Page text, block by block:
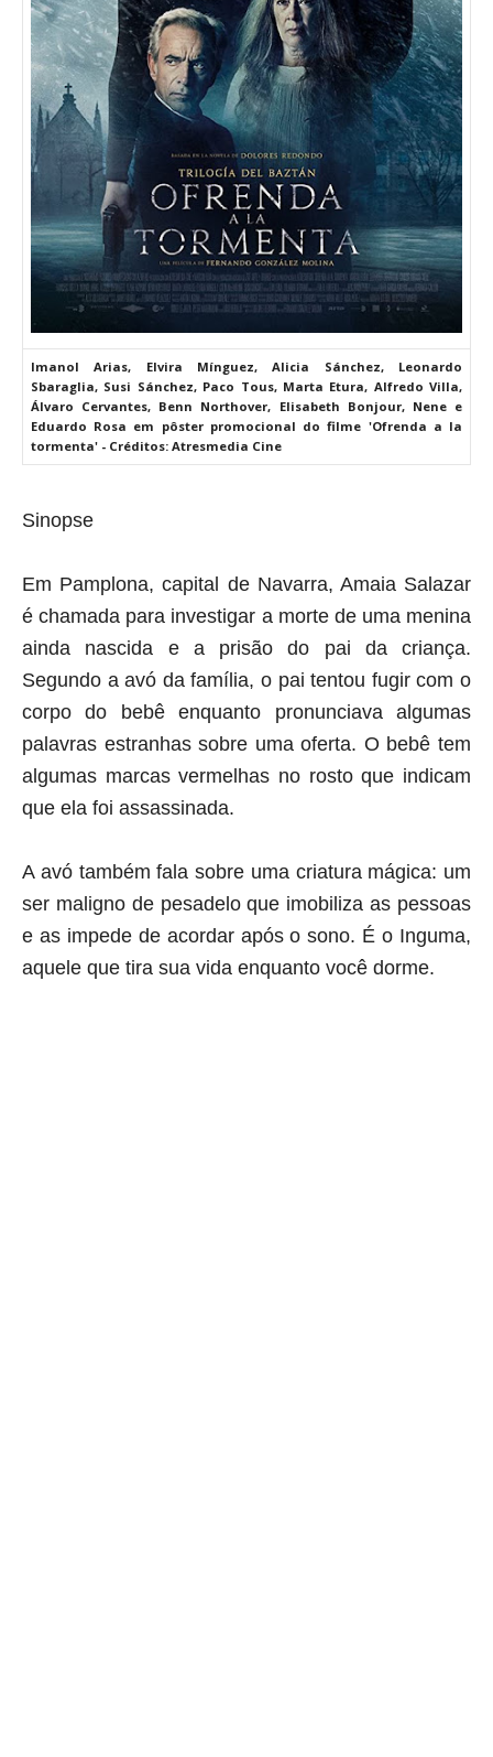
Imanol Arias, Elvira Mínguez, Alicia Sánchez, Leonardo
Sbaraglia, Susi Sánchez, Paco Tous, Marta Etura, Alfredo Villa,
Álvaro Cervantes, Benn Northover, Elisabeth Bonjour, Nene e
Eduardo Rosa em pôster promocional do filme 'Ofrenda a la
tormenta' - Créditos: Atresmedia Cine
Sinopse
Em Pamplona, ​​capital de Navarra, Amaia Salazar
é chamada para investigar a morte de uma menina
ainda nascida e a prisão do pai da criança.
Segundo a avó da família, o pai tentou fugir com o
corpo do bebê enquanto pronunciava algumas
palavras estranhas sobre uma oferta. O bebê tem
algumas marcas vermelhas no rosto que indicam
que ela foi assassinada.
A avó também fala sobre uma criatura mágica: um
ser maligno de pesadelo que imobiliza as pessoas
e as impede de acordar após o sono. É o Inguma,
aquele que tira sua vida enquanto você dorme.